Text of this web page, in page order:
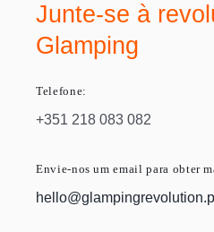
Junte-se à
Glamping
Telefone:
+351 218 083 082
Envie-nos um email para obter